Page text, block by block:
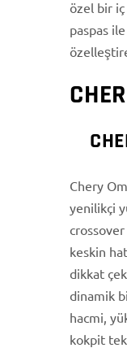
özel bir
paspas ile
Chery
yenilikçi
crossover
keskin
dikkat
dinamik
hacmi,
kokpit